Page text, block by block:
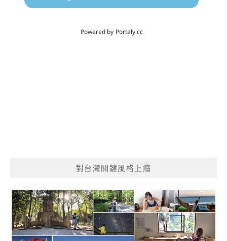
對台灣關鍵風格上癮